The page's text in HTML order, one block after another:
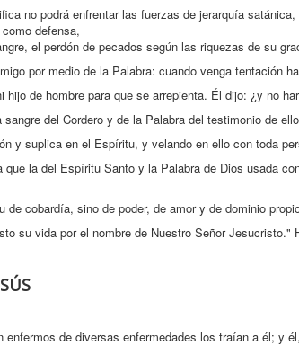
no podrá enfrentar las fuerzas de jerarquía
defensa,
el perdón de pecados según las riquezas de su
por medio de la Palabra: cuando venga tentación
de hombre para que se arrepienta. Él dijo: ¿y no
del Cordero y de la Palabra del testimonio de
y suplica en el Espíritu, y velando en ello con toda
la del Espíritu Santo y la Palabra de Dios usada
de cobardía, sino de poder, de amor y de dominio
su vida por el nombre de Nuestro Señor Jesucristo."
de diversas enfermedades los traían a él; y